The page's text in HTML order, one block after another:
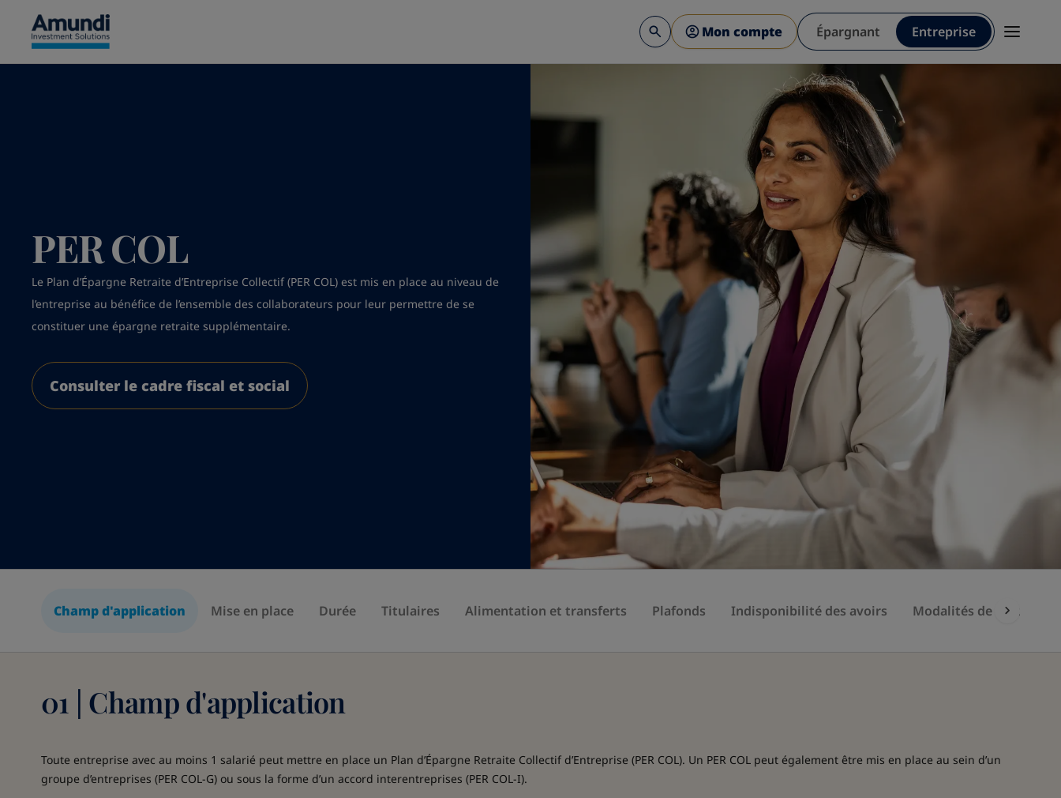
Mon compte Épargnant Entreprise
PER COL
Le Plan d’Épargne Retraite d’Entreprise Collectif (PER COL) est mis en place au niveau de
l’entreprise au bénéfice de l’ensemble des collaborateurs pour leur permettre de se
constituer une épargne retraite supplémentaire.
Consulter le cadre fiscal et social
Champ d'application Mise en place Durée Titulaires Alimentation et transferts Plafonds Indisponibilité des avoirs Modalités de sortie
01 | Champ d'application
Toute entreprise avec au moins 1 salarié peut mettre en place un Plan d’Épargne Retraite Collectif d’Entreprise (PER COL). Un PER COL peut également être mis en place au sein d’un
groupe d’entreprises (PER COL-G) ou sous la forme d’un accord interentreprises (PER COL-I).